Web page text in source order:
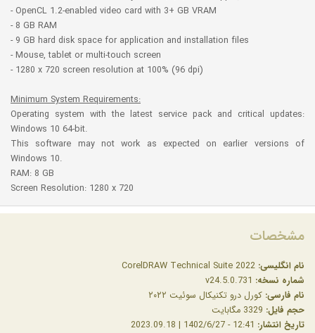
- OpenCL 1.2-enabled video card with 3+ GB VRAM
- 8 GB RAM
- 9 GB hard disk space for application and installation files
- Mouse, tablet or multi-touch screen
- 1280 x 720 screen resolution at 100% (96 dpi)
Minimum System Requirements:
Operating system with the latest service pack and critical updates:
Windows 10 64-bit.
This software may not work as expected on earlier versions of
Windows 10.
RAM: 8 GB
Screen Resolution: 1280 x 720
مشخصات
نام انگلیسی:
شماره نسخه:
نام فارسی: کورل درو تکنیکال سوئیت ۲۰۲۲
حجم فایل:
تاریخ انتشار: